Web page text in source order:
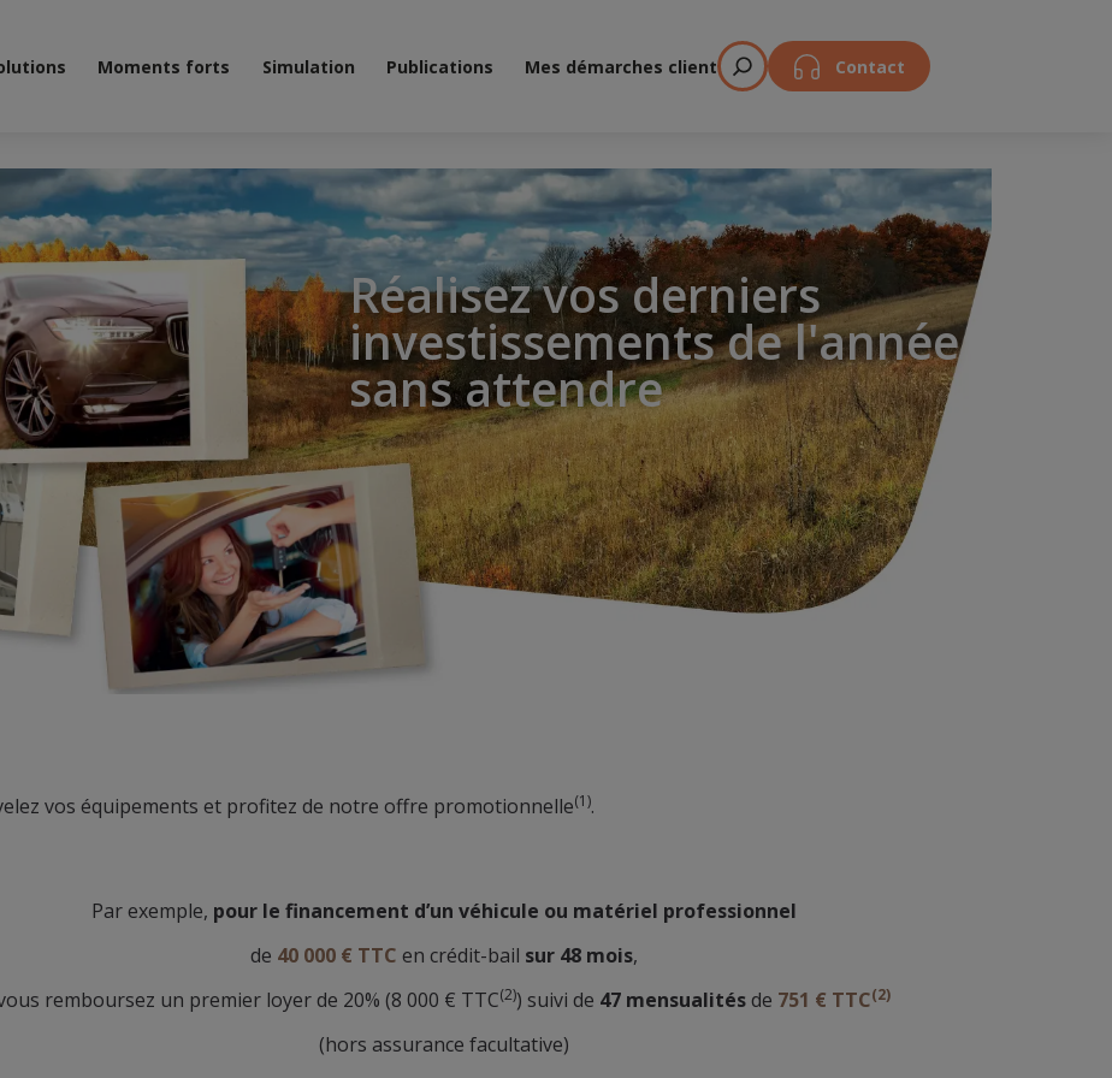
Moments forts Simulation Publications Mes démarches client Contact
Réalisez vos derniers
investissements de l'année
sans attendre
vos équipements et profitez de notre offre promotionnelle(1).
Par exemple, pour le financement d’un véhicule ou matériel professionnel
de 40 000 € TTC en crédit-bail sur 48 mois,
remboursez un premier loyer de 20% (8 000 € TTC(2)) suivi de 47 mensualitésde 751 € TTC(2)
(hors assurance facultative)